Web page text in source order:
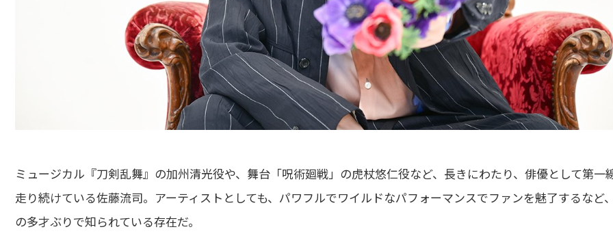
ミュージカル『刀剣乱舞』の加州清光役や、舞台「呪術廻戦」の虎杖悠仁役など、長きにわたり、俳優として第一
走り続けている佐藤流司。アーティストとしても、パワフルでワイルドなパフォーマンスでファンを魅了するなど
の多才ぶりで知られている存在だ。